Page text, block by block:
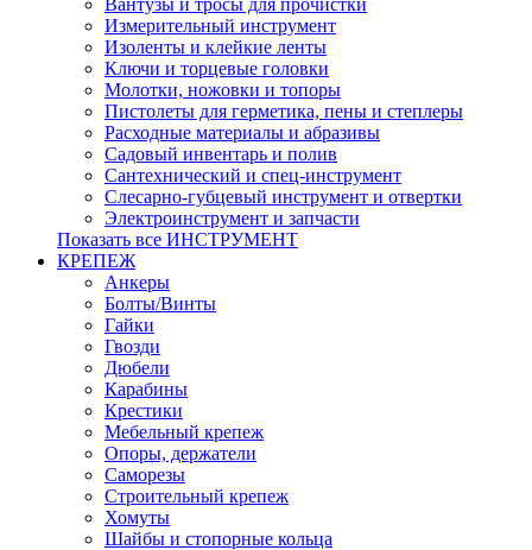
Вантузы и тросы для прочистки
Измерительный инструмент
Изоленты и клейкие ленты
Ключи и торцевые головки
Молотки, ножовки и топоры
Пистолеты для герметика, пены и степлеры
Расходные материалы и абразивы
Садовый инвентарь и полив
Сантехнический и спец-инструмент
Слесарно-губцевый инструмент и отвертки
Электроинструмент и запчасти
Показать все ИНСТРУМЕНТ
КРЕПЕЖ
Анкеры
Болты/Винты
Гайки
Гвозди
Дюбели
Карабины
Крестики
Мебельный крепеж
Опоры, держатели
Саморезы
Строительный крепеж
Хомуты
Шайбы и стопорные кольца